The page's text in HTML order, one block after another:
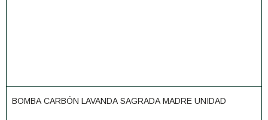
BOMBA CARBÓN LAVANDA SAGRADA MADRE UNIDAD